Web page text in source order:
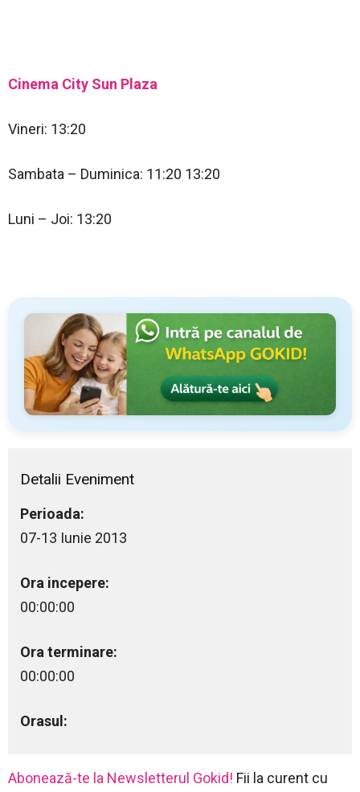
Cinema City Sun Plaza
Vineri: 13:20
Sambata – Duminica: 11:20 13:20
Luni – Joi: 13:20
Detalii Eveniment
Perioada:
07-13 Iunie 2013
Ora incepere:
00:00:00
Ora terminare:
00:00:00
Orasul:
Abonează-te la Newsletterul Gokid! Fii la curent cu